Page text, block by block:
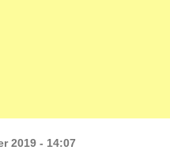
2019 - 14:07